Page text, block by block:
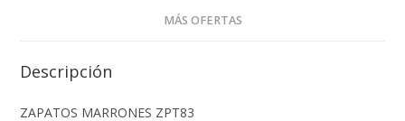
MÁS OFERTAS
Descripción
ZAPATOS MARRONES ZPT83